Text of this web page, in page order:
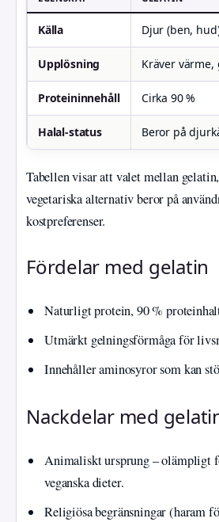
Källa Djur (ben,
Upplösning Kräver
Proteininnehåll Cirka 90 %
Halal‑status Beror på
Tabellen visar att valet mellan
vegetariska alternativ beror på
kostpreferenser.
Fördelar med gelatin
Naturligt protein, 90 %
Utmärkt gelningsförmåga för
Innehåller aminosyror som kan
Nackdelar med
Animaliskt ursprung – olämpligt
veganska dieter.
Religiösa begränsningar (haram